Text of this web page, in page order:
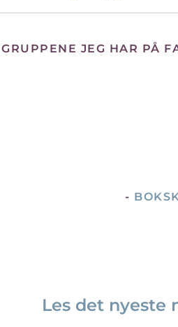
JEG HAR PÅ
-
Les det nyeste